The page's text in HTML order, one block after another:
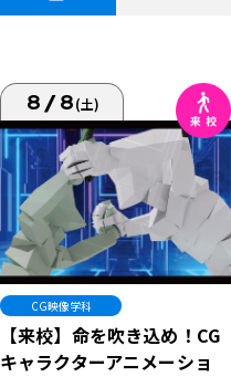
8/8(土)
CG映像学科
【来校】命を吹き込め！CG
キャラクターアニメーショ